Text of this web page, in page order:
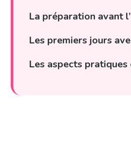
La préparation avant
Les premiers jours
Les aspects pratiques